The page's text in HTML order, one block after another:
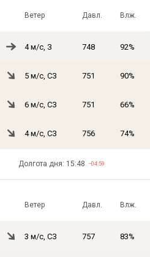
Ветер Давл. Влж.
4 м/с, З 748 92%
5 м/с, СЗ 751 90%
6 м/с, СЗ 751 66%
4 м/с, СЗ 756 74%
Долгота дня: 15:48 −04:59
Ветер Давл. Влж.
3 м/с, СЗ 757 83%